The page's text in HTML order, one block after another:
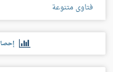
فتاوى متنوعة